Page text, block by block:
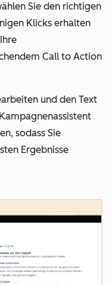
Sie den richtigen
Klicks erhalten
Call to Action
und den Text
sodass Sie
Ergebnisse